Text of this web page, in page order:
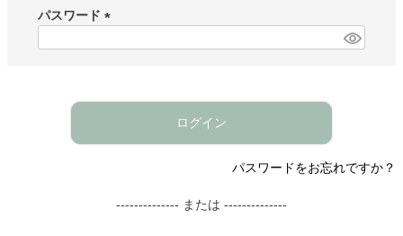
)
パスワード
ログイン
パスワードをお忘れですか？
-------------- または --------------